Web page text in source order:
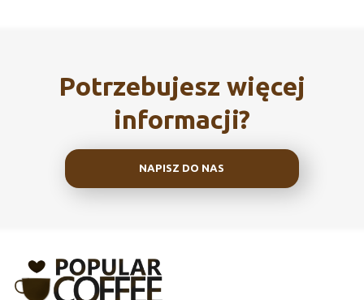
Potrzebujesz więcej
informacji?
NAPISZ DO NAS